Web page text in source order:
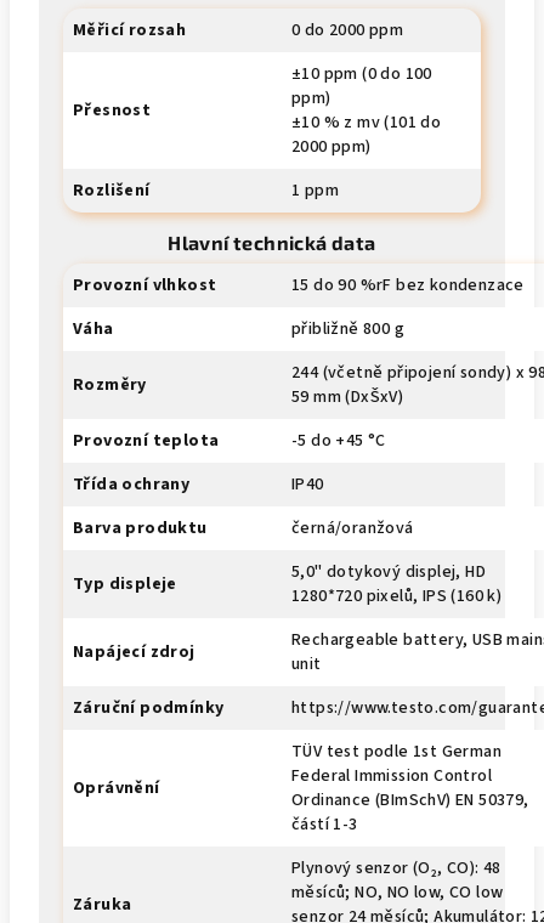
Měřicí rozsah 0 do 2000 ppm
Přesnost
±10 ppm (0 do 100
ppm)
±10 % z mv (101 do
2000 ppm)
Rozlišení
1 ppm
Hlavní technická data
Provozní vlhkost
15 do 90 %rF bez kondenzace
Váha
přibližně 800 g
Rozměry
244 (včetně připojení sondy) x
59 mm (DxŠxV)
Provozní teplota
-5 do +45 °C
Třída ochrany
IP40
Barva produktu
černá/oranžová
Typ displeje
5,0" dotykový displej, HD
1280*720 pixelů, IPS (160 k)
Napájecí zdroj
Rechargeable battery, USB
unit
Záruční podmínky
https://www.testo.com/
Oprávnění
TÜV test podle 1st German
Federal Immission Control
Ordinance (BImSchV) EN 50379,
částí 1-3
Záruka
Plynový senzor (O₂, CO): 48
měsíců; NO, NO low, CO low
senzor 24 měsíců; Akumulátor: